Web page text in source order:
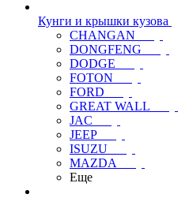
Кунги и крышки кузова
CHANGAN
DONGFENG
DODGE
FOTON
FORD
GREAT WALL
JAC
JEEP
ISUZU
MAZDA
Еще